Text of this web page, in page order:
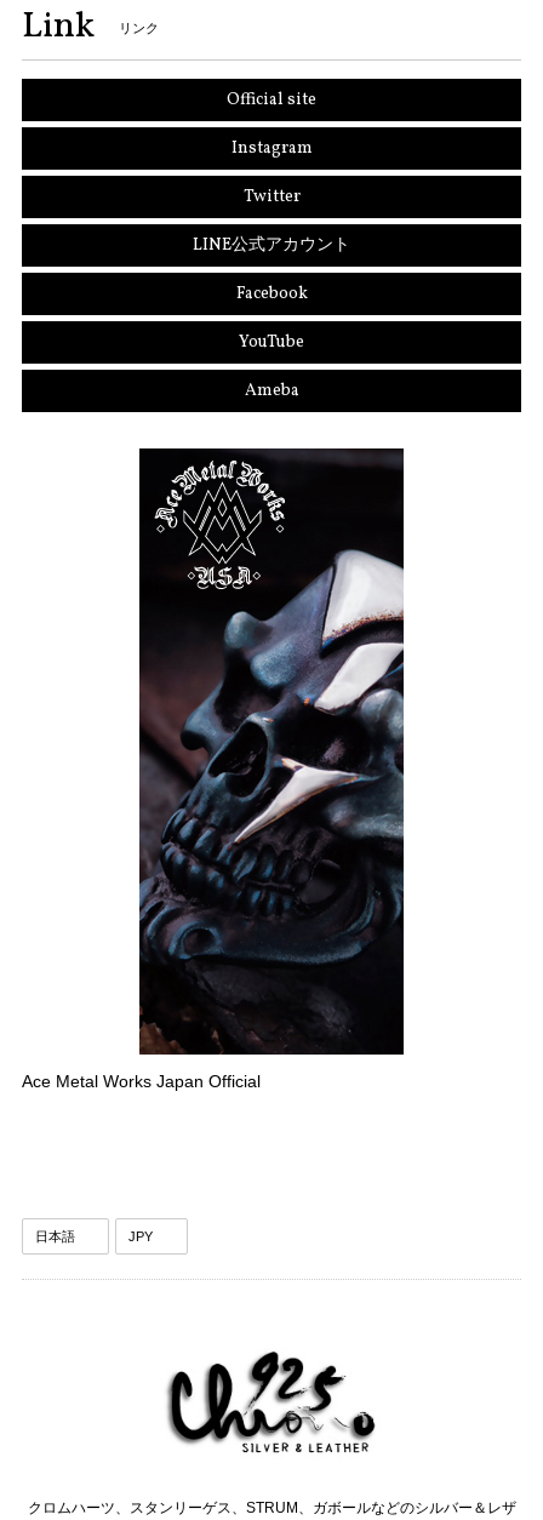
Link リンク
Official site
Instagram
Twitter
LINE公式アカウント
Facebook
YouTube
Ameba
Ace Metal Works Japan Official
クロムハーツ、スタンリーゲス、STRUM、ガボールなどのシルバー＆レザ